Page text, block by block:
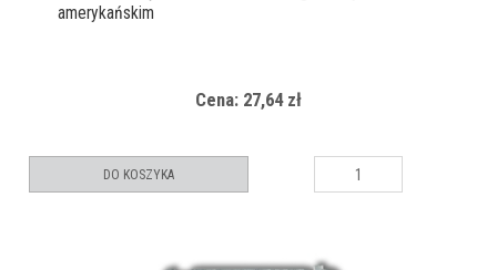
amerykańskim
Cena: 27,64 zł
DO KOSZYKA